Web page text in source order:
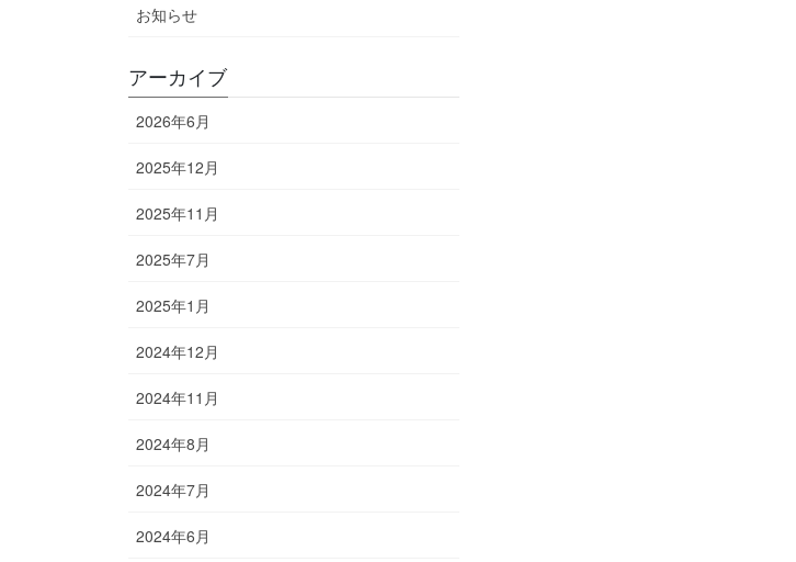
お知らせ
アーカイブ
2026年6月
2025年12月
2025年11月
2025年7月
2025年1月
2024年12月
2024年11月
2024年8月
2024年7月
2024年6月